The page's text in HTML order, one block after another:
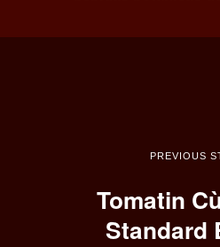
PREVIOUS
Tomatin
Standard